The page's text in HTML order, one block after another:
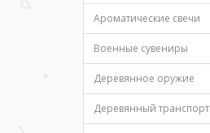
Ароматические свечи
Военные сувениры
Деревянное оружие
Деревянный транспорт